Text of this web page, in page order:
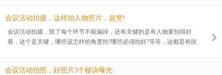
大家能更多的了解合影站架丨合影梯步丨合唱台材质结构及保障措施，成
都柠檬文化小编仔细整理了下面这篇文章，让大家合理利用。
会议活动拍摄，这样拍人物照片，超赞!
会议活动拍摄，除了每个环节不能漏掉，还有关键的是有人物要拍得好
看，这个是关键，哪些该怎样的角度拍?哪些必须拍好?等等，这都是有技
会议活动拍照，好照片3个秘诀曝光